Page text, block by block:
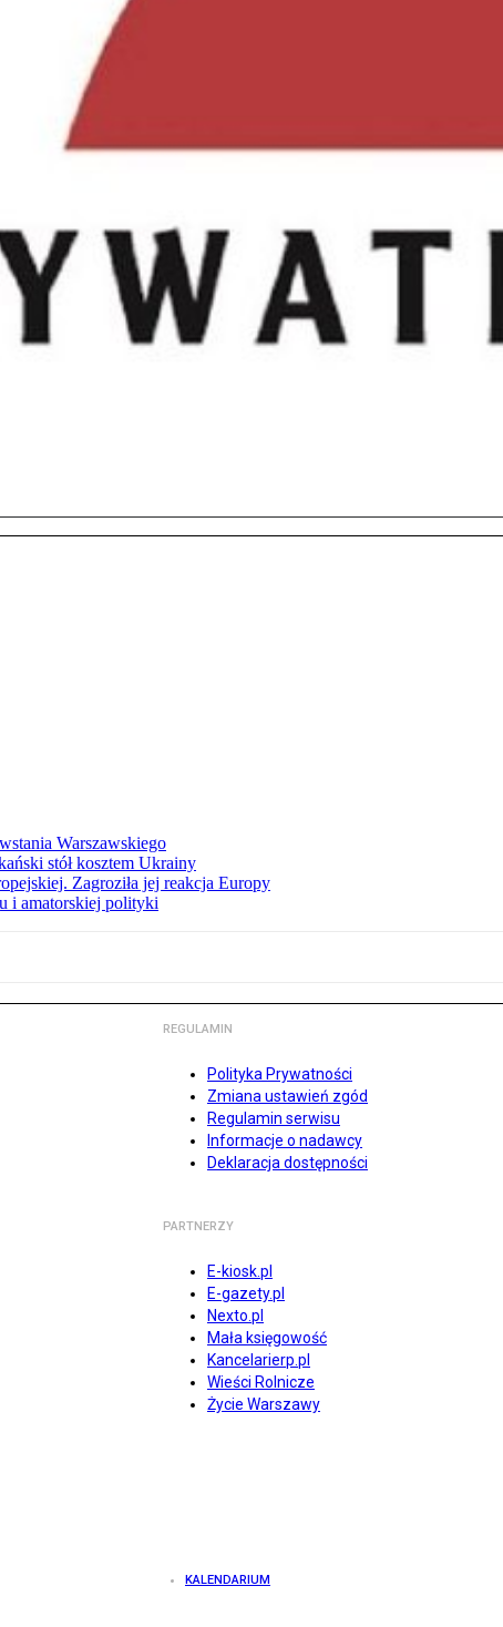
Warszawskiego
stół kosztem Ukrainy
Zagroziła jej reakcja Europy
i amatorskiej polityki
REGULAMIN
Polityka Prywatności
Zmiana ustawień zgód
Regulamin serwisu
Informacje o nadawcy
Deklaracja dostępności
PARTNERZY
E-kiosk.pl
E-gazety.pl
Nexto.pl
Mała księgowość
Kancelarierp.pl
Wieści Rolnicze
Życie Warszawy
KALENDARIUM